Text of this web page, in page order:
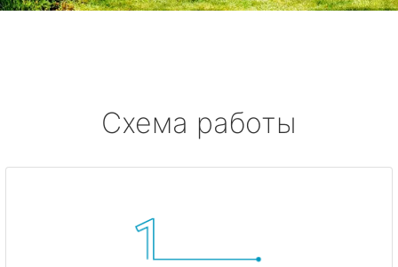
Схема работы